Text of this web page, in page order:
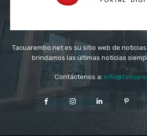
Tacuarembo.net es su sitio web de
brindamos las últimas noticias
Contáctenos a: